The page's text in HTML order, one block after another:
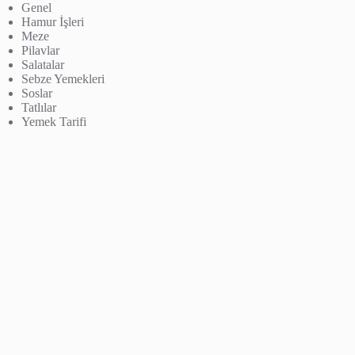
Genel
Hamur İşleri
Meze
Pilavlar
Salatalar
Sebze Yemekleri
Soslar
Tatlılar
Yemek Tarifi